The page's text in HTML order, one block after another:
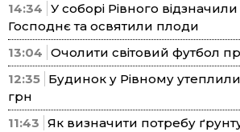
14:34 У соборі Рівного
Господнє та освятили плоди
13:04 Очолити світовий футбол
12:35 Будинок у Рівному
грн
11:43 Як визначити потребу